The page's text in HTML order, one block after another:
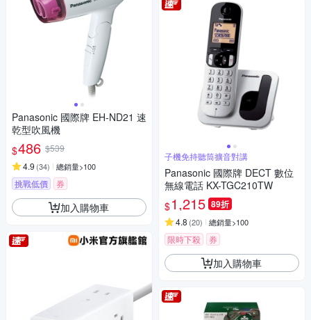
Panasonic 國際牌 EH-ND21 速
乾型吹風機
$486 $539
4.9 (34) 總銷量>100
挑戰低價 券
加入購物車
子機免持聽筒擴音對講
Panasonic 國際牌 DECT 數位
無線電話 KX-TGC210TW
$1,215 89折
4.8 (20) 總銷量>100
限時下殺 券
加入購物車